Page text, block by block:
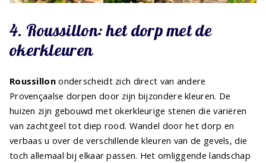
4. Roussillon: het dorp met de
okerkleuren
Roussillononderscheidt zich direct van andere
Provençaalse dorpen door zijn bijzondere kleuren. De
huizen zijn gebouwd met okerkleurige stenen die variëren
van zachtgeel tot diep rood. Wandel door het dorp en
verbaas u over de verschillende kleuren van de gevels, die
toch allemaal bij elkaar passen. Het omliggende landschap